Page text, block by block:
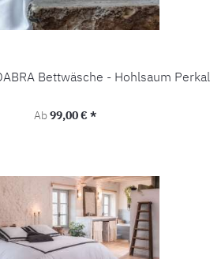
Bettwäsche - Hohlsaum Perkal
Regulärer Preis:
Ab99,00 € *